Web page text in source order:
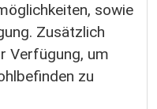
sowie
Zusätzlich
Verfügung, um
zu